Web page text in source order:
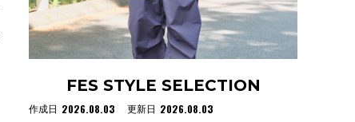
FES STYLE SELECTION
作成日 2026.08.03 更新日 2026.08.03